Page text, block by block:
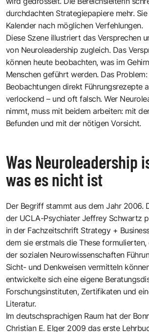
durchdachten Strategiepapiere mehr.
Kalender nach möglichen Verfehlungen.
Diese Szene illustriert das Versprechen
von Neuroleadership zugleich. Das
können heute beobachten, was im
Menschen geführt werden. Das
Beobachtungen direkt Führungsrezepte
verlockend – und oft falsch. Wer
nimmt, muss mit beidem arbeiten: mit
Befunden und mit der nötigen Vorsicht.
Was Neuroleadership
was es nicht ist
Der Begriff stammt aus dem Jahr 2006.
der UCLA-Psychiater Jeffrey Schwartz
in der Fachzeitschrift Strategy +
dem sie erstmals die These formulierten,
der sozialen Neurowissenschaften
Sicht- und Denkweisen vermitteln
entwickelte sich eine eigene
Forschungsinstituten, Zertifikaten und
Literatur.
Im deutschsprachigen Raum hat der
Christian E. Elger 2009 das erste